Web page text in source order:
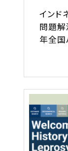
インド
問題
年全